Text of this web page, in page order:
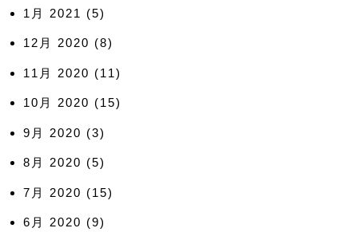
1月 2021 (5)
12月 2020 (8)
11月 2020 (11)
10月 2020 (15)
9月 2020 (3)
8月 2020 (5)
7月 2020 (15)
6月 2020 (9)